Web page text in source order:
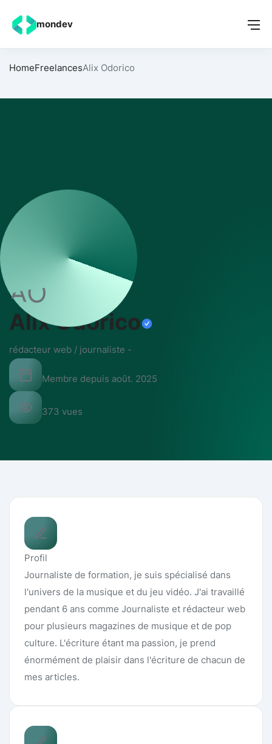
mondev
HomeFreelancesAlix Odorico
AO
Alix Odorico
rédacteur web / journaliste -
Membre depuis août. 2025
373 vues
Profil
Journaliste de formation, je suis spécialisé dans
l'univers de la musique et du jeu vidéo. J'ai travaillé
pendant 6 ans comme Journaliste et rédacteur web
pour plusieurs magazines de musique et de pop
culture. L'écriture étant ma passion, je prend
énormément de plaisir dans l'écriture de chacun de
mes articles.